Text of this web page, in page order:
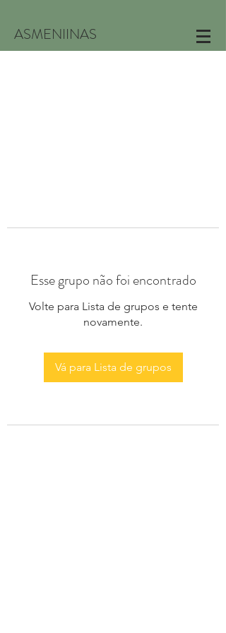
ASMENIINAS
Esse grupo não foi encontrado
Volte para Lista de grupos e tente
novamente.
Vá para Lista de grupos